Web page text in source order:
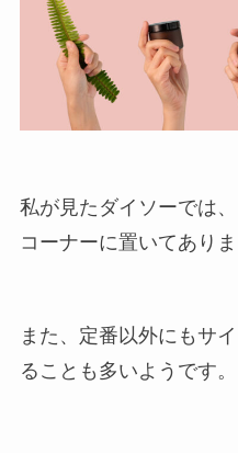
私が見たダイソーでは
コーナーに置いてありま
また、定番以外にもサ
ることも多いようです。